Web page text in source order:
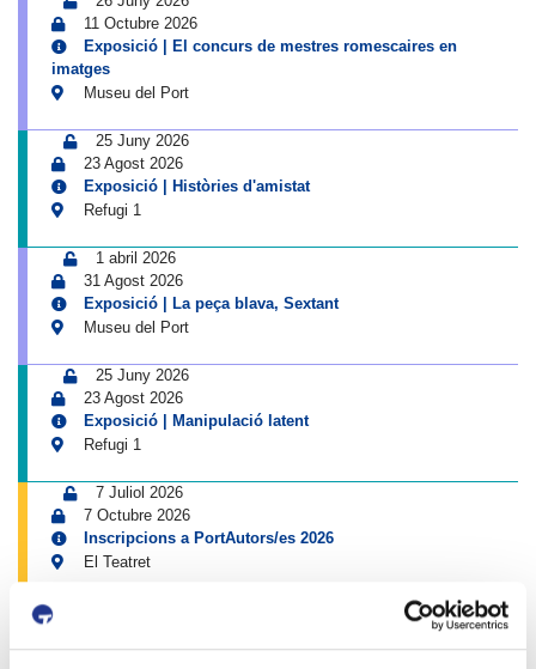
11 Octubre 2026
Exposició | El concurs de mestres romescaires en
imatges
Museu del Port
25 Juny 2026
23 Agost 2026
Exposició | Històries d'amistat
Refugi 1
1 abril 2026
31 Agost 2026
Exposició | La peça blava, Sextant
Museu del Port
25 Juny 2026
23 Agost 2026
Exposició | Manipulació latent
Refugi 1
7 Juliol 2026
7 Octubre 2026
Inscripcions a PortAutors/es 2026
El Teatret